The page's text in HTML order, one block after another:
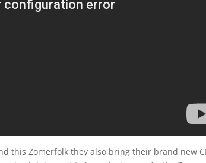
this Zomerfolk they also bring their brand new